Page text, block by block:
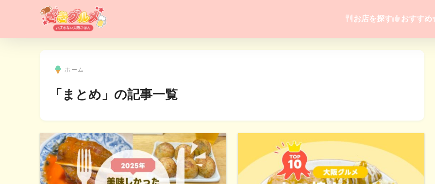
お店を探す おすすめ
ホーム
「まとめ」の記事一覧